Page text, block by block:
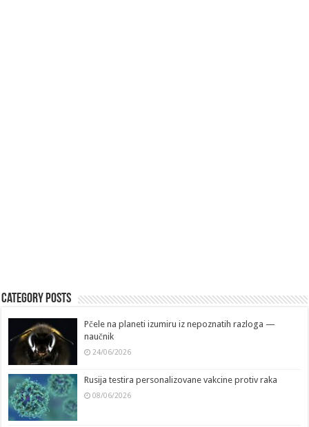
Category Posts
Pčele na planeti izumiru iz nepoznatih razloga —
naučnik
24/06/2026
Rusija testira personalizovane vakcine protiv raka
08/06/2026